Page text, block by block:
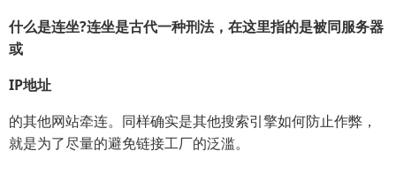
什么是连坐?连坐是古代一种刑法，在这里指的是被同服务器
或
IP地址
的其他网站牵连。同样确实是其他搜索引擎如何防止作弊，
就是为了尽量的避免链接工厂的泛滥。